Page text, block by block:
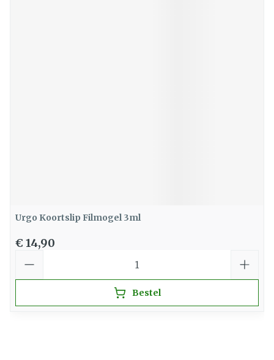
Urgo Koortslip Filmogel 3ml
€ 14,90
Bestel